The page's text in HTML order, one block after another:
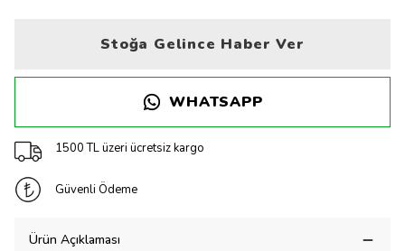
Stoğa Gelince Haber Ver
WHATSAPP
1500 TL üzeri ücretsiz kargo
Güvenli Ödeme
Ürün Açıklaması